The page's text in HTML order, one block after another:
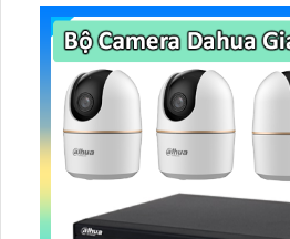
giám sát có màu vào ban đêm